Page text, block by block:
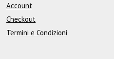
Account
Checkout
Termini e Condizioni